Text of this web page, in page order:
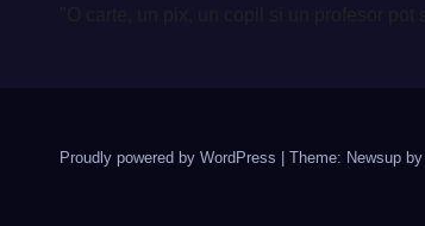
Proudly powered by WordPress Theme: Newsup by